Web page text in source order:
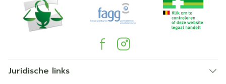
Juridische links